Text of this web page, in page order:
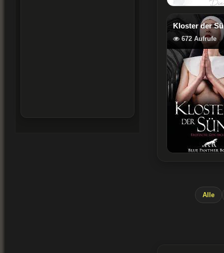
Kloster der
672 Aufrufe
Alle